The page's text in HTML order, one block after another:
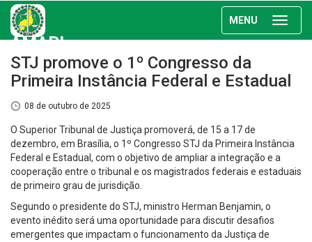
MENU
AMAPI
STJ promove o 1º Congresso da
Primeira Instância Federal e Estadual
08 de outubro de 2025
O Superior Tribunal de Justiça promoverá, de 15 a 17 de
dezembro, em Brasília, o 1º Congresso STJ da Primeira Instância
Federal e Estadual, com o objetivo de ampliar a integração e a
cooperação entre o tribunal e os magistrados federais e estaduais
de primeiro grau de jurisdição.
Segundo o presidente do STJ, ministro Herman Benjamin, o
evento inédito será uma oportunidade para discutir desafios
emergentes que impactam o funcionamento da Justiça de